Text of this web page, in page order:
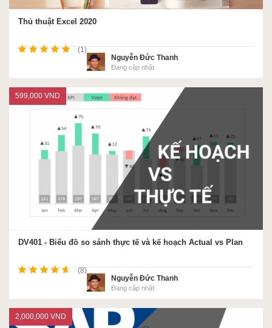
Thủ thuật Excel 2020
(1)
Nguyễn Đức Thanh
Đang cập nhật
DV401 - Biểu đồ so sánh thực tế và kế hoạch Actual vs Plan
(8)
Nguyễn Đức Thanh
Đang cập nhật
599,000 VND
2,000,000 VND